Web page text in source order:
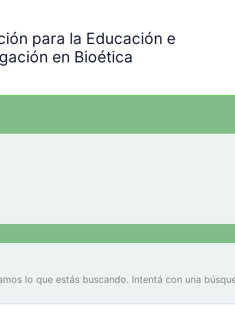
para la Educación e
en Bioética
lo que estás buscando. Intentá con una